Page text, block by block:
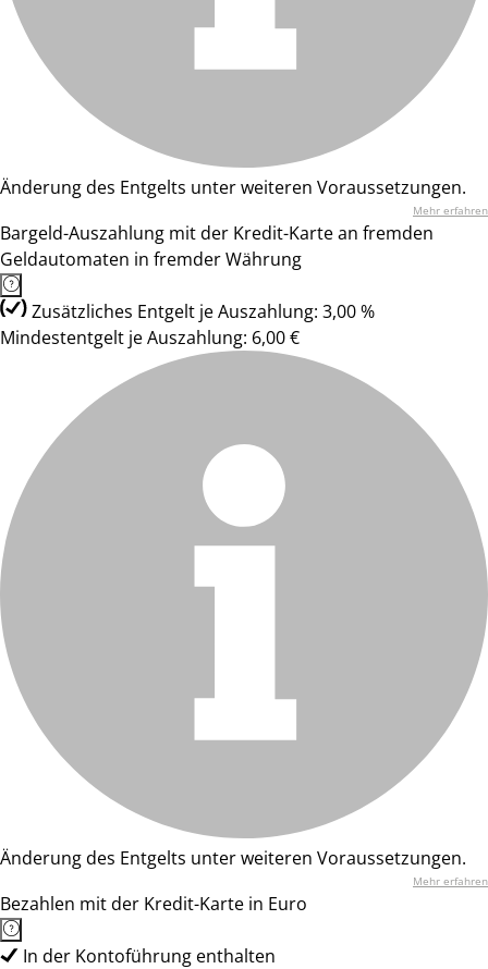
Änderung des Entgelts unter weiteren Voraussetzungen.
Mehr erfahren
Bargeld-Auszahlung mit der Kredit-Karte an fremden
Geldautomaten in fremder Währung
Zusätzliches Entgelt je Auszahlung: 3,00 %
Mindestentgelt je Auszahlung: 6,00 €
Änderung des Entgelts unter weiteren Voraussetzungen.
Mehr erfahren
Bezahlen mit der Kredit-Karte in Euro
In der Kontoführung enthalten